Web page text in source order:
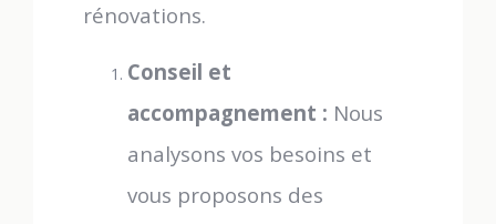
rénovations.
Conseil et
accompagnement : Nous
analysons vos besoins et
vous proposons des